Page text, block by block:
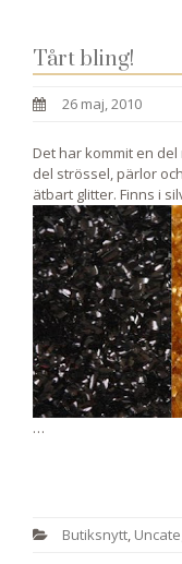
Tårt bling!
26 maj, 2010
Det har kommit en
del strössel, pärlor
ätbart glitter. Finns i
…
Butiksnytt